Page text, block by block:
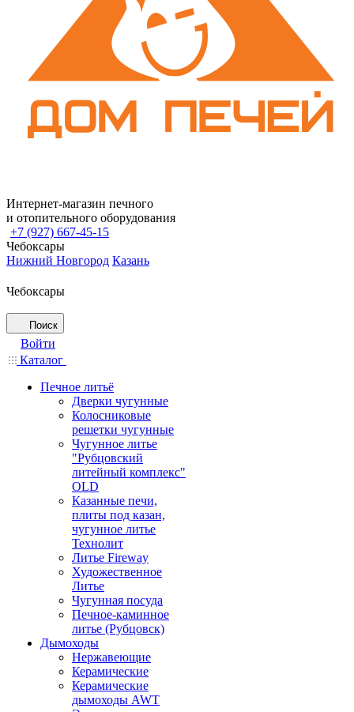
Интернет-магазин печного
и отопительного оборудования
+7 (927) 667-45-15
Чебоксары
Нижний Новгород Казань
Чебоксары
Поиск
Войти
Каталог
Печное литьё
Дверки чугунные
Колосниковые
решетки чугунные
Чугунное литье
"Рубцовский
литейный комплекс"
OLD
Казанные печи,
плиты под казан,
чугунное литье
Технолит
Литье Fireway
Художественное
Литье
Чугунная посуда
Печное-каминное
литье (Рубцовск)
Дымоходы
Нержавеющие
Керамические
Керамические
дымоходы AWT